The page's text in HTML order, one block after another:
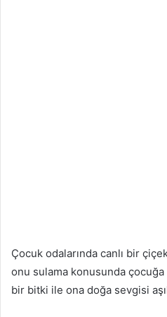
Çocuk odalarında canlı bir
onu sulama konusunda
bir bitki ile ona doğa sevgisi